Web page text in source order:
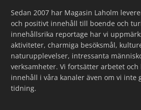
Sedan 2007 har Magasin Laholm
och positivt innehåll till boende och
innehållsrika reportage har vi
aktiviteter, charmiga besöksmål,
naturupplevelser, intressanta
verksamheter. Vi fortsätter arbetet
innehåll i våra kanaler även om vi inte
tidning.